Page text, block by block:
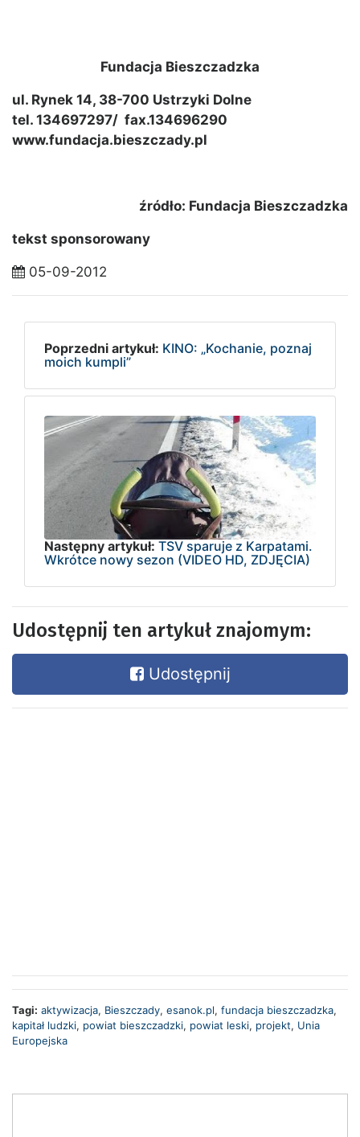
Fundacja Bieszczadzka
ul. Rynek 14, 38-700 Ustrzyki Dolne
tel. 134697297/ fax.134696290
www.fundacja.bieszczady.pl
źródło: Fundacja Bieszczadzka
tekst sponsorowany
05-09-2012
Poprzedni artykuł: KINO: „Kochanie, poznaj
moich kumpli”
Następny artykuł: TSV sparuje z Karpatami.
Wkrótce nowy sezon (VIDEO HD, ZDJĘCIA)
Udostępnij ten artykuł znajomym:
Udostępnij
Tagi: aktywizacja, Bieszczady, esanok.pl, fundacja bieszczadzka,
kapitał ludzki, powiat bieszczadzki, powiat leski, projekt, Unia
Europejska